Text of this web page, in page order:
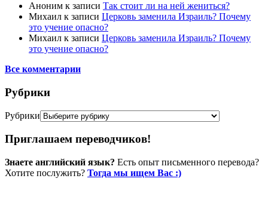
Аноним к записи Так стоит ли на ней жениться?
Михаил к записи Церковь заменила Израиль? Почему
это учение опасно?
Михаил к записи Церковь заменила Израиль? Почему
это учение опасно?
Все комментарии
Рубрики
Рубрики
Приглашаем переводчиков!
Знаете английский язык? Есть опыт письменного перевода?
Хотите послужить? Тогда мы ищем Вас :)